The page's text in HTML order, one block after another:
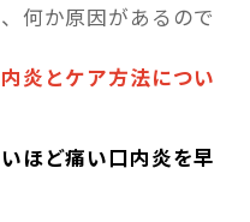
何か原因があるので
炎とケア方法につい
ほど痛い口内炎を早